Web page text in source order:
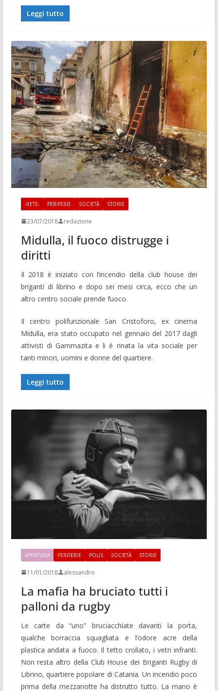
Leggi tutto
-RETE- PERIFERIE SOCIETÀ STORIE
23/07/2018 redazione
Midulla, il fuoco distrugge i
diritti
Il 2018 è iniziato con l’incendio della club house dei
briganti di librino e dopo sei mesi circa, ecco che un
altro centro sociale prende fuoco.
Il centro polifunzionale San Cristoforo, ex cinema
Midulla, era stato occupato nel gennaio del 2017 dagli
attivisti di Gammazita e li è rinata la vita sociale per
tanti minori, uomini e donne del quartiere.
Leggi tutto
APERTURA PERIFERIE POLIS SOCIETÀ STORIE
11/01/2018 alessandro
La mafia ha bruciato tutti i
palloni da rugby
Le carte da “uno” bruciacchiate davanti la porta,
qualche borraccia squagliata e l’odore acre della
plastica andata a fuoco. Il tetto crollato, i vetri infranti.
Non resta altro della Club House dei Briganti Rugby di
Librino, quartiere popolare di Catania. Un incendio poco
prima della mezzanotte ha distrutto tutto. La mano è